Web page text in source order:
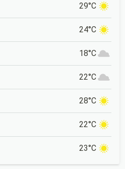
29°C
24°C
18°C
22°C
28°C
22°C
23°C